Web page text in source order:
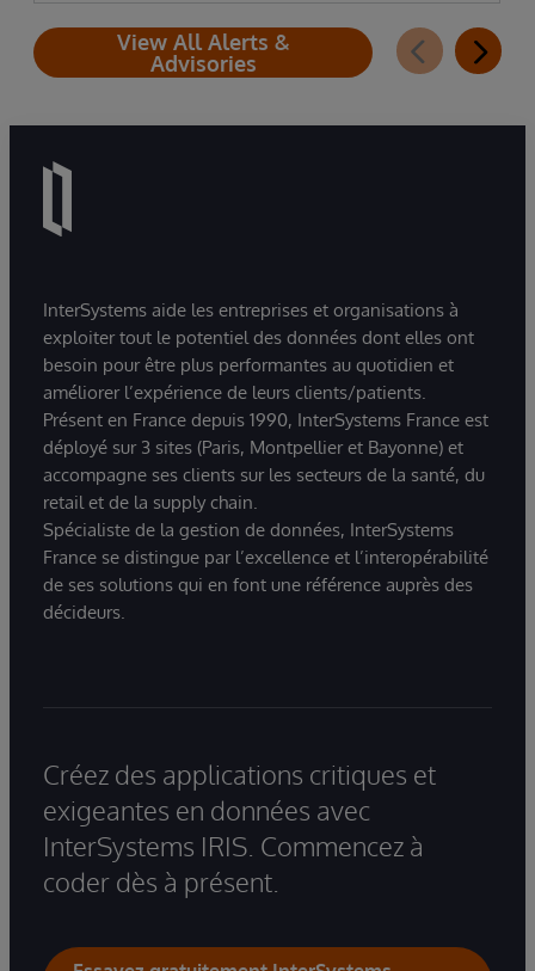
View All Alerts &
Advisories
InterSystems aide les entreprises et organisations à
exploiter tout le potentiel des données dont elles ont
besoin pour être plus performantes au quotidien et
améliorer l’expérience de leurs clients/patients.
Présent en France depuis 1990, InterSystems France est
déployé sur 3 sites (Paris, Montpellier et Bayonne) et
accompagne ses clients sur les secteurs de la santé, du
retail et de la supply chain.
Spécialiste de la gestion de données, InterSystems
France se distingue par l’excellence et l’interopérabilité
de ses solutions qui en font une référence auprès des
décideurs.
Créez des applications critiques et
exigeantes en données avec
InterSystems IRIS. Commencez à
coder dès à présent.